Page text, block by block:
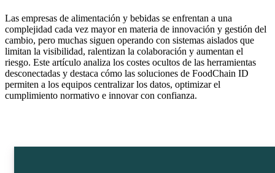
Las empresas de alimentación y bebidas se enfrentan a una
complejidad cada vez mayor en materia de innovación y gestión del
cambio, pero muchas siguen operando con sistemas aislados que
limitan la visibilidad, ralentizan la colaboración y aumentan el
riesgo. Este artículo analiza los costes ocultos de las herramientas
desconectadas y destaca cómo las soluciones de FoodChain ID
permiten a los equipos centralizar los datos, optimizar el
cumplimiento normativo e innovar con confianza.